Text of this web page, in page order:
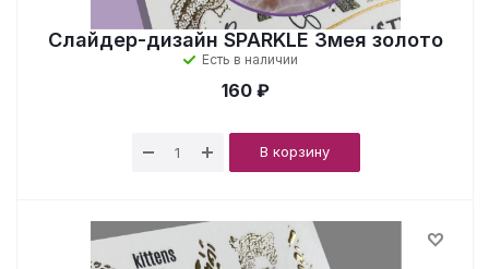
Слайдер-дизайн SPARKLE Змея золото
Есть в наличии
160 ₽
В корзину